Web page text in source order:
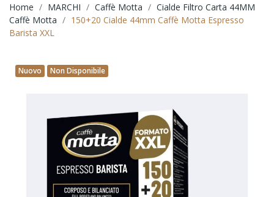
Home MARCHI Caffè Motta
Cialde Filtro Carta 44MM
Caffè Motta
150+20 Cialde 44mm Caffè Motta Espresso
Barista XXL
Nuovo Non Disponibile